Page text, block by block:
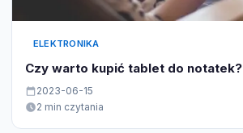
ELEKTRONIKA
Czy warto kupić tablet do notatek?
2023-06-15
2 min czytania